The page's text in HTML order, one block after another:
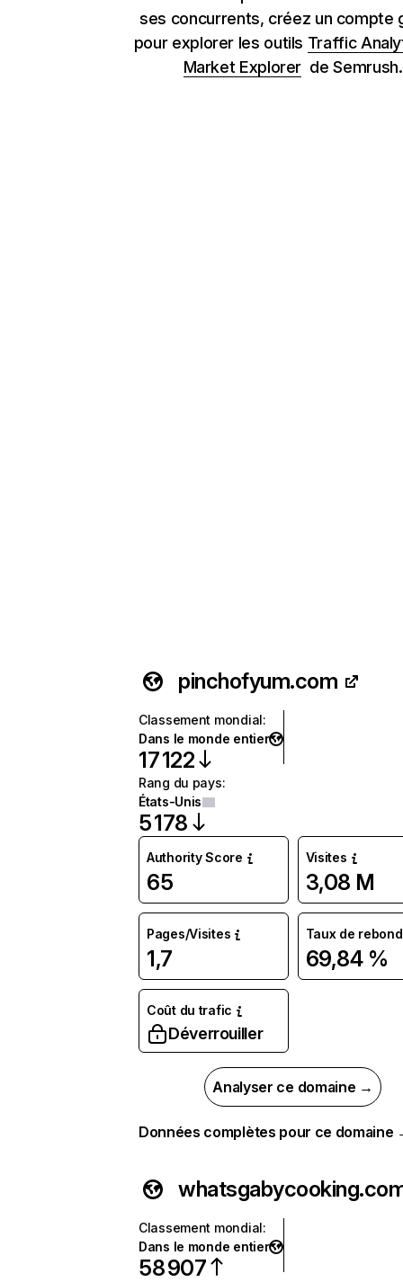
ses concurrents, créez un compte
pour explorer les outils Traffic
Market Explorer de Semrush.
pinchofyum.com
Classement mondial:
Dans le monde entier
17 122
Rang du pays:
États-Unis
5 178
Authority Score
65
Visites
3,08 M
Pages/Visites
1,7
Taux de rebond
69,84 %
Coût du trafic
Déverrouiller
Analyser ce domaine →
Données complètes pour ce domaine
Classement mondial:
Dans le monde entier
58 907